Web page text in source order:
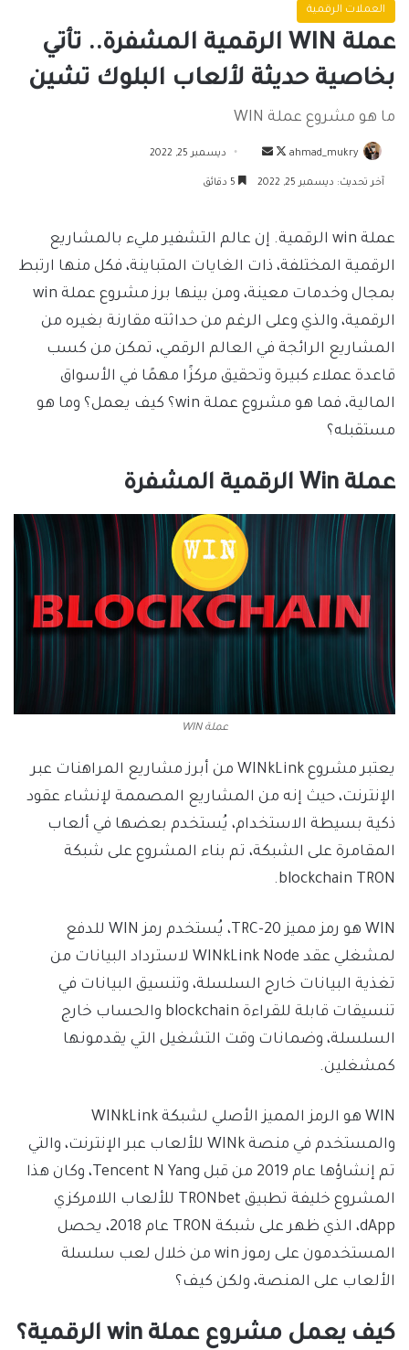
العملات الرقمية
عملة WIN الرقمية المشفرة.. تأتي
بخاصية حديثة لألعاب البلوك تشين
ما هو مشروع عملة WIN
ahmad_mukry
تابعأرسل
بريدا
ديسمبر 25, 2022
آخر تحديث: ديسمبر 25, 2022
عملة win الرقمية. إن عالم التشفير مليء بالمشاريع
الرقمية المختلفة، ذات الغايات المتباينة، فكل منها ارتبط
بمجال وخدمات معينة، ومن بينها برز مشروع عملة win
الرقمية، والذي وعلى الرغم من حداثته مقارنة بغيره من
المشاريع الرائجة في العالم الرقمي، تمكن من كسب
قاعدة عملاء كبيرة وتحقيق مركزًا مهمًا في الأسواق
المالية، فما هو مشروع عملة win؟ كيف يعمل؟ وما هو
مستقبله؟
عملة Win الرقمية المشفرة
عملة WIN
يعتبر مشروع WINkLink من أبرز مشاريع المراهنات عبر
الإنترنت، حيث إنه من المشاريع المصممة لإنشاء عقود
ذكية بسيطة الاستخدام، يُستخدم بعضها في ألعاب
المقامرة على الشبكة، تم بناء المشروع على شبكة
blockchain TRON.
WIN هو رمز مميز TRC-20، يُستخدم رمز WIN للدفع
لمشغلي عقد WINkLink Node لاسترداد البيانات من
تغذية البيانات خارج السلسلة، وتنسيق البيانات في
تنسيقات قابلة للقراءة blockchain والحساب خارج
السلسلة، وضمانات وقت التشغيل التي يقدمونها
كمشغلين.
WIN هو الرمز المميز الأصلي لشبكة WINkLink
والمستخدم في منصة WINk للألعاب عبر الإنترنت، والتي
تم إنشاؤها عام 2019 من قبل Tencent N Yang، وكان هذا
المشروع خليفة تطبيق TRONbet للألعاب اللامركزي
dApp، الذي ظهر على شبكة TRON عام 2018، يحصل
المستخدمون على رموز win من خلال لعب سلسلة
الألعاب على المنصة، ولكن كيف؟
كيف يعمل مشروع عملة win الرقمية؟